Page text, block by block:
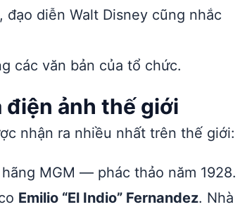
diễn Walt Disney cũng nhắc
các văn bản của tổ chức.
ảnh thế giới
nhận ra nhiều nhất trên thế giới:
MGM — phác thảo năm 1928.
Emilio “El Indio” Fernandez. Nhà